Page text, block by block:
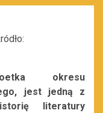
okresu
jest jedną z
literatury